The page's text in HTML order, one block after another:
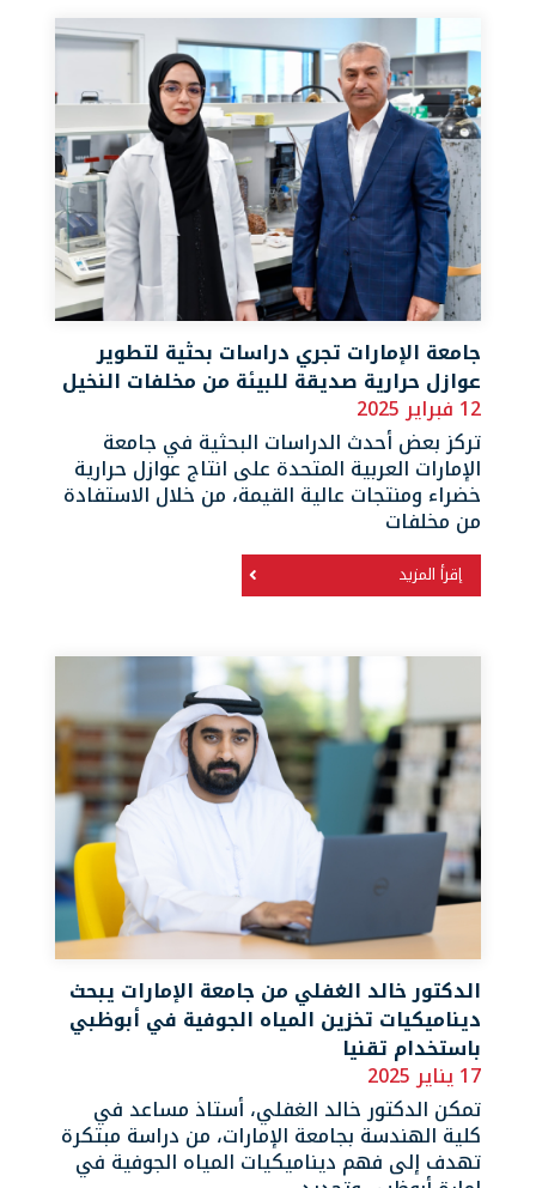
جامعة الإمارات تجري دراسات بحثية لتطوير
عوازل حرارية صديقة للبيئة من مخلفات النخيل
12 فبراير 2025
تركز بعض أحدث الدراسات البحثية في جامعة
الإمارات العربية المتحدة على انتاج عوازل حرارية
خضراء ومنتجات عالية القيمة، من خلال الاستفادة
من مخلفات
إقرأ المزيد
الدكتور خالد الغفلي من جامعة الإمارات يبحث
ديناميكيات تخزين المياه الجوفية في أبوظبي
باستخدام تقنيا
17 يناير 2025
تمكن الدكتور خالد الغفلي، أستاذ مساعد في
كلية الهندسة بجامعة الإمارات، من دراسة مبتكرة
تهدف إلى فهم ديناميكيات المياه الجوفية في